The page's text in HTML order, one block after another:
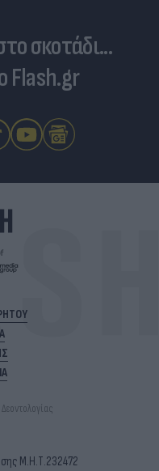
σκοτάδι...
Flash.gr
Μ.Η.Τ.232472